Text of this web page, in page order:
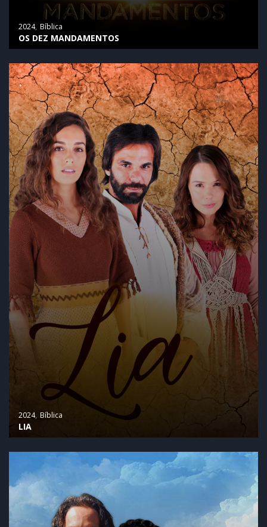
2024 Bíblica
OS DEZ MANDAMENTOS
2024 Bíblica
LIA